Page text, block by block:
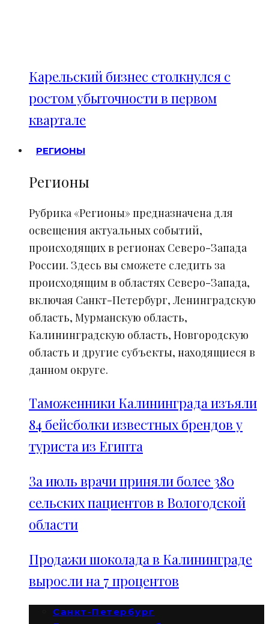
Карельский бизнес столкнулся с
ростом убыточности в первом
квартале
РЕГИОНЫ
Регионы
Рубрика «Регионы» предназначена для
освещения актуальных событий,
происходящих в регионах Северо-Запада
России. Здесь вы сможете следить за
происходящим в областях Северо-Запада,
включая Санкт-Петербург, Ленинградскую
область, Мурманскую область,
Калининградскую область, Новгородскую
область и другие субъекты, находящиеся в
данном округе.
Таможенники Калининграда изъяли
84 бейсболки известных брендов у
туриста из Египта
За июль врачи приняли более 380
сельских пациентов в Вологодской
области
Продажи шоколада в Калининграде
выросли на 7 процентов
Санкт-Петербург